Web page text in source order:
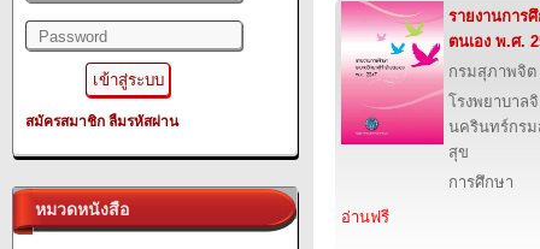
สมัครสมาชิก ลืมรหัสผ่าน
หมวดหนังสือ
รายงานการ
ตนเอง พ.ศ.
กรมสุภาพจิต
โรงพยาบาล
นครินทร์กรม
สุข
การศึกษา
อ่านฟรี